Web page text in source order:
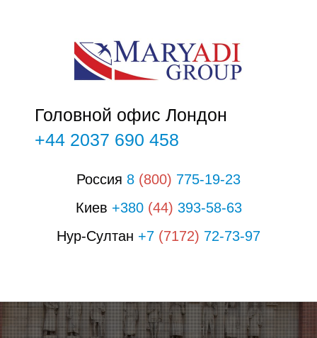
Головной офис Лондон
+44 2037 690 458
Россия 8 (800) 775-19-23
Киев +380 (44) 393-58-63
Нур-Султан +7 (7172) 72-73-97
О